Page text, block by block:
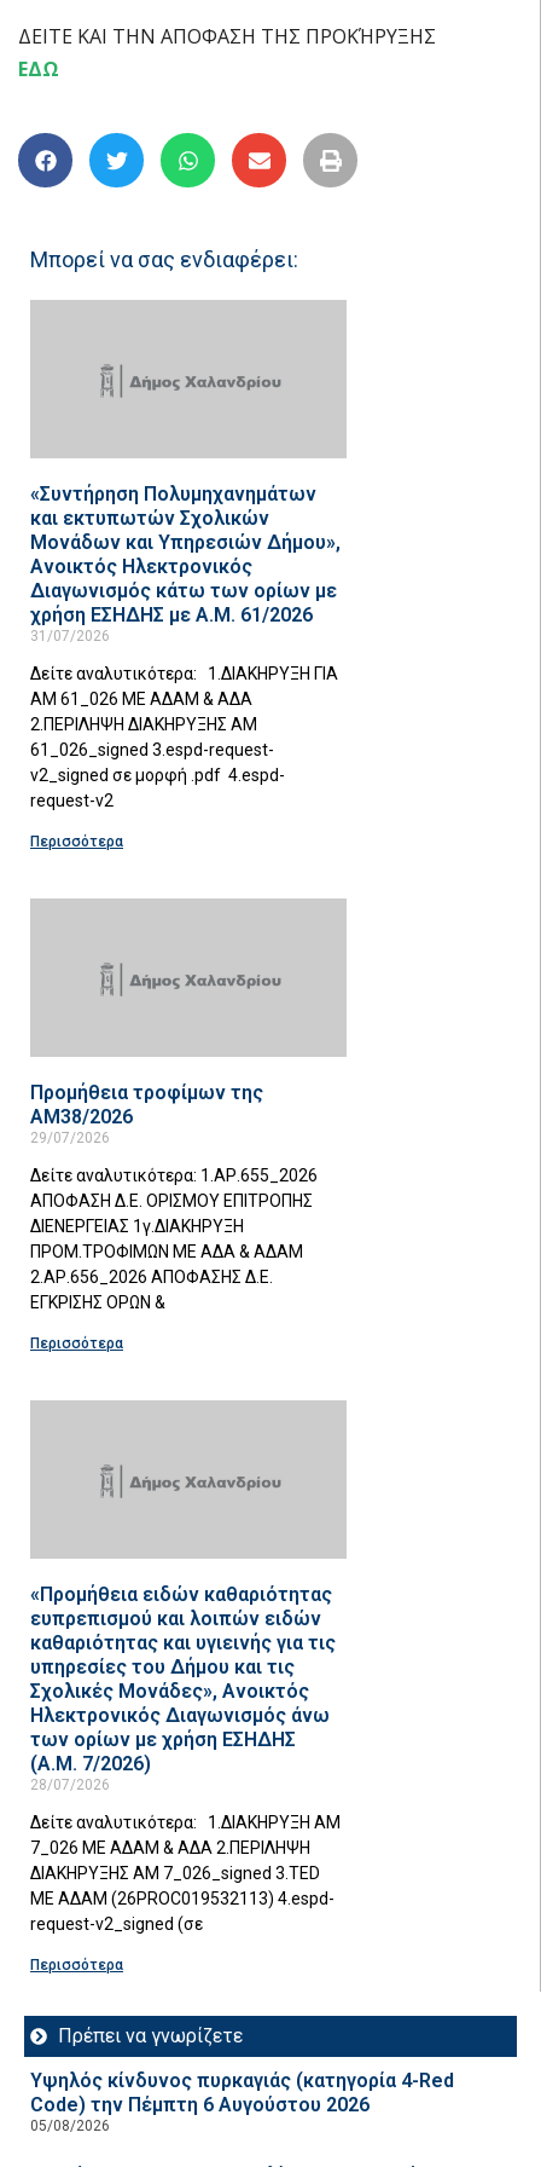
ΔΕΙΤΕ ΚΑΙ ΤΗΝ ΑΠΟΦΑΣΗ ΤΗΣ ΠΡΟΚΉΡΥΞΗΣ
ΕΔΩ
Μπορεί να σας ενδιαφέρει:
«Συντήρηση Πολυμηχανημάτων
και εκτυπωτών Σχολικών
Μονάδων και Υπηρεσιών Δήμου»,
Ανοικτός Ηλεκτρονικός
Διαγωνισμός κάτω των ορίων με
χρήση ΕΣΗΔΗΣ με Α.Μ. 61/2026
31/07/2026
Δείτε αναλυτικότερα: 1.ΔΙΑΚΗΡΥΞΗ ΓΙΑ
ΑΜ 61_026 ΜΕ ΑΔΑΜ & ΑΔΑ
2.ΠΕΡΙΛΗΨΗ ΔΙΑΚΗΡΥΞΗΣ ΑΜ
61_026_signed 3.espd-request-
v2_signed σε μορφή .pdf 4.espd-
request-v2
Περισσότερα
Προμήθεια τροφίμων της
ΑΜ38/2026
29/07/2026
Δείτε αναλυτικότερα: 1.ΑΡ.655_2026
ΑΠΟΦΑΣΗ Δ.Ε. ΟΡΙΣΜΟΥ ΕΠΙΤΡΟΠΗΣ
ΔΙΕΝΕΡΓΕΙΑΣ 1γ.ΔΙΑΚΗΡΥΞΗ
ΠΡΟΜ.ΤΡΟΦΙΜΩΝ ΜΕ ΑΔΑ & ΑΔΑΜ
2.ΑΡ.656_2026 ΑΠΟΦΑΣΗΣ Δ.Ε.
ΕΓΚΡΙΣΗΣ ΟΡΩΝ &
Περισσότερα
«Προμήθεια ειδών καθαριότητας
ευπρεπισμού και λοιπών ειδών
καθαριότητας και υγιεινής για τις
υπηρεσίες του Δήμου και τις
Σχολικές Μονάδες», Ανοικτός
Ηλεκτρονικός Διαγωνισμός άνω
των ορίων με χρήση ΕΣΗΔΗΣ
(Α.Μ. 7/2026)
28/07/2026
Δείτε αναλυτικότερα: 1.ΔΙΑΚΗΡΥΞΗ ΑΜ
7_026 ΜΕ ΑΔΑΜ & ΑΔΑ 2.ΠΕΡΙΛΗΨΗ
ΔΙΑΚΗΡΥΞΗΣ ΑΜ 7_026_signed 3.TED
ΜΕ ΑΔΑΜ (26PROC019532113) 4.espd-
request-v2_signed (σε
Περισσότερα
Πρέπει να γνωρίζετε
Υψηλός κίνδυνος πυρκαγιάς (κατηγορία 4-Red
Code) την Πέμπτη 6 Αυγούστου 2026
05/08/2026